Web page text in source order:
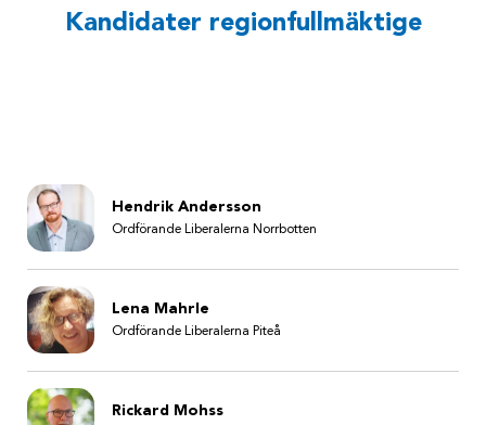
Kandidater regionfullmäktige
Hendrik Andersson
Ordförande Liberalerna Norrbotten
Lena Mahrle
Ordförande Liberalerna Piteå
Rickard Mohss